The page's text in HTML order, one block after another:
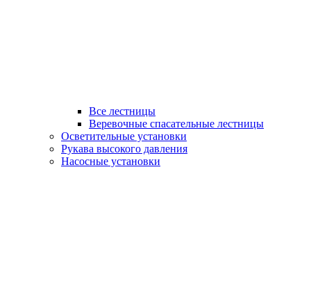
Все лестницы
Веревочные спасательные лестницы
Осветительные установки
Рукава высокого давления
Насосные установки